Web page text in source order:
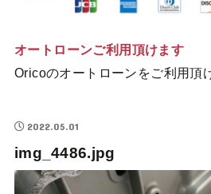
オートローンご利用頂けます
Oricoのオートローンをご利用頂
2022.05.01
img_4486.jpg